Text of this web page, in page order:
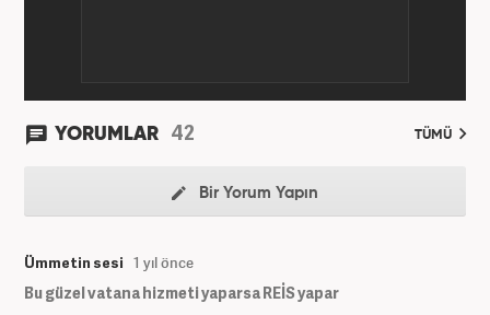
YORUMLAR 42 TÜMÜ
Bir Yorum Yapın
Ümmetin sesi 1 yıl önce
Bu güzel vatana hizmeti yaparsa REİS yapar